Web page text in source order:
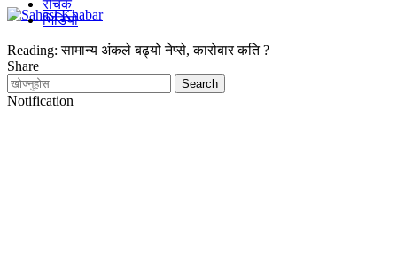
रोचक
भिडियो
Reading: सामान्य अंकले बढ्यो नेप्से, कारोबार कति ?
Share
Notification